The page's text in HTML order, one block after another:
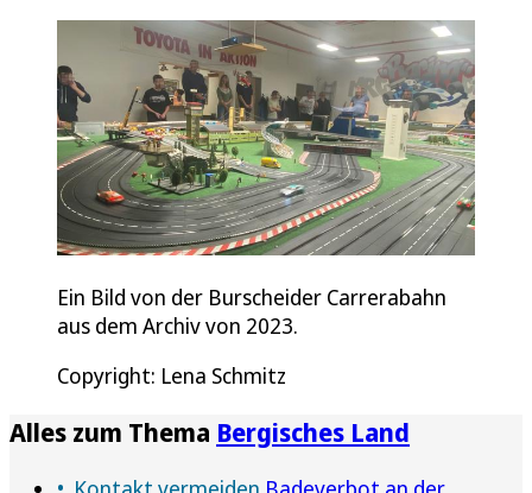
Ein Bild von der Burscheider Carrerabahn
aus dem Archiv von 2023.
Copyright: Lena Schmitz
Alles zum Thema Bergisches Land